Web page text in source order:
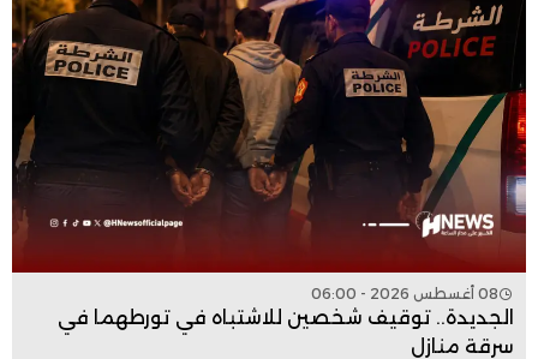
08 أغسطس 2026 - 06:00
الجديدة.. توقيف شخصين للاشتباه في تورطهما في
سرقة منازل